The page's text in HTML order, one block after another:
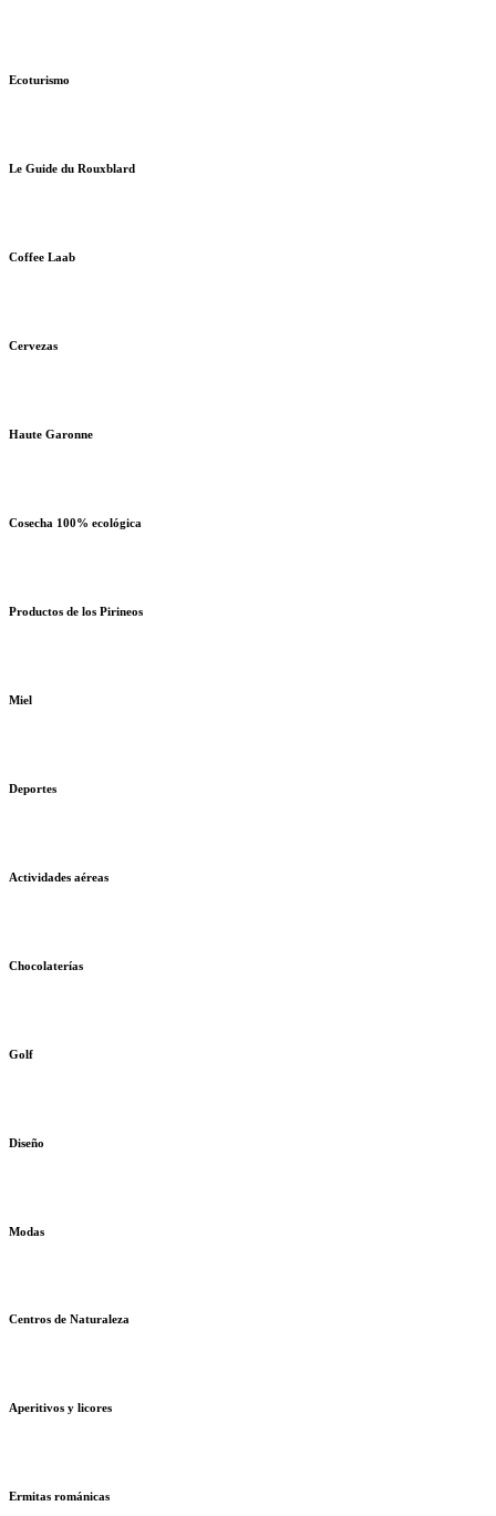
Ecoturismo
Le Guide du Rouxblard
Coffee Laab
Cervezas
Haute Garonne
Cosecha 100% ecológica
Productos de los Pirineos
Miel
Deportes
Actividades aéreas
Chocolaterías
Golf
Diseño
Modas
Centros de Naturaleza
Aperitivos y licores
Ermitas románicas